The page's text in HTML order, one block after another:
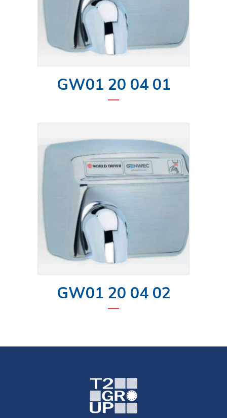
GW01 20 04 01
GW01 20 04 02